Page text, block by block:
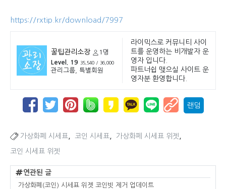
https://rxtip.kr/download/7997
꿀팁관리소장
1명
Level. 19
35,540 / 36,000
관리그룹, 특별회원
라이믹스로 커뮤니티 사이
트를 운영하는 비개발자 운
영자 입니다.
파트너쉽 맺으실 사이트 운
영자분 환영합니다.
랜덤
가상화폐 시세표 코인 시세표 가상화페 시세표 위젯
코인 시세표 위젯
연관된 글
가상화폐(코인) 시세표 위젯 코인빗 제거 업데이트